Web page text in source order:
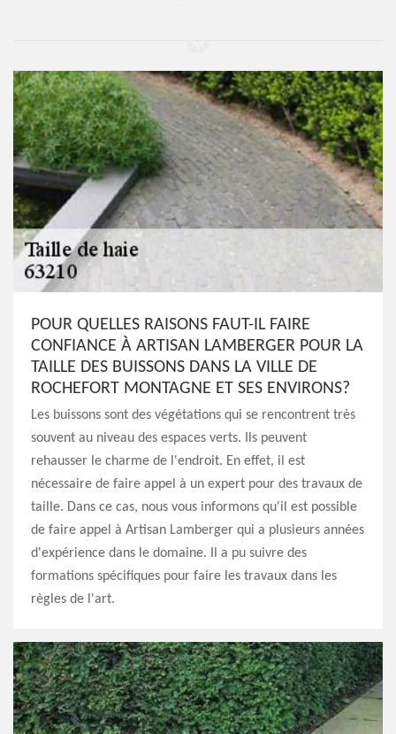
POUR QUELLES RAISONS FAUT-IL FAIRE
CONFIANCE À ARTISAN LAMBERGER POUR LA
TAILLE DES BUISSONS DANS LA VILLE DE
ROCHEFORT MONTAGNE ET SES ENVIRONS?
Les buissons sont des végétations qui se rencontrent très
souvent au niveau des espaces verts. Ils peuvent
rehausser le charme de l'endroit. En effet, il est
nécessaire de faire appel à un expert pour des travaux de
taille. Dans ce cas, nous vous informons qu'il est possible
de faire appel à Artisan Lamberger qui a plusieurs années
d'expérience dans le domaine. Il a pu suivre des
formations spécifiques pour faire les travaux dans les
règles de l'art.